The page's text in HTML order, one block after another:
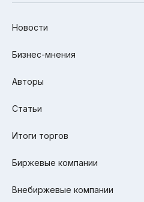
Новости
Бизнес-мнения
Авторы
Статьи
Итоги торгов
Биржевые компании
Внебиржевые компании